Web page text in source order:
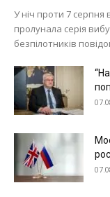
У ніч проти 7
пролунала серія
безпілотників